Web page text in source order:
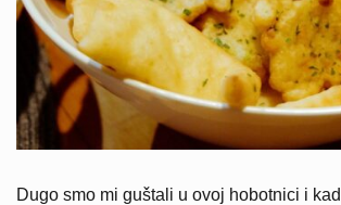
Dugo smo mi guštali u ovoj hobotnici i